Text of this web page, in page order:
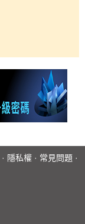
· 隱私權 · 常見問題 ·